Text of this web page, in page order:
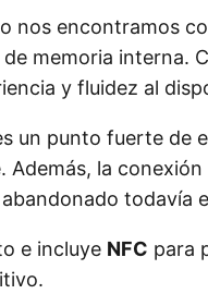
nos encontramos
de memoria interna.
y fluidez al
un punto fuerte de
la conexión
todavía
e incluye NFC para